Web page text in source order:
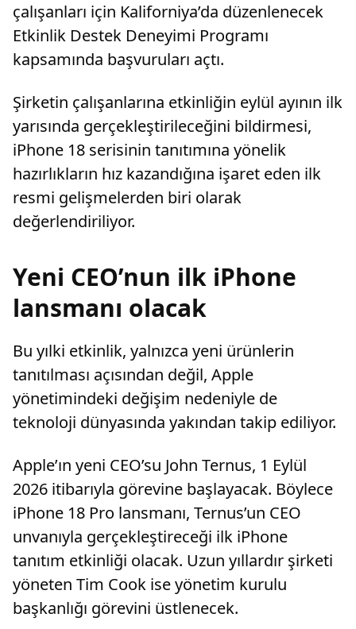
çalışanları için Kaliforniya’da düzenlenecek
Etkinlik Destek Deneyimi Programı
kapsamında başvuruları açtı.
Şirketin çalışanlarına etkinliğin eylül ayının ilk
yarısında gerçekleştirileceğini bildirmesi,
iPhone 18 serisinin tanıtımına yönelik
hazırlıkların hız kazandığına işaret eden ilk
resmi gelişmelerden biri olarak
değerlendiriliyor.
Yeni CEO’nun ilk iPhone
lansmanı olacak
Bu yılki etkinlik, yalnızca yeni ürünlerin
tanıtılması açısından değil, Apple
yönetimindeki değişim nedeniyle de
teknoloji dünyasında yakından takip ediliyor.
Apple’ın yeni CEO’su John Ternus, 1 Eylül
2026 itibarıyla görevine başlayacak. Böylece
iPhone 18 Pro lansmanı, Ternus’un CEO
unvanıyla gerçekleştireceği ilk iPhone
tanıtım etkinliği olacak. Uzun yıllardır şirketi
yöneten Tim Cook ise yönetim kurulu
başkanlığı görevini üstlenecek.